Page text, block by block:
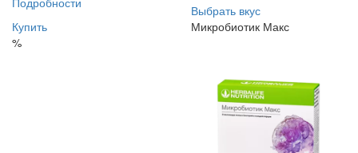
Купить
%
Выбрать вкус
Микробиотик Макс